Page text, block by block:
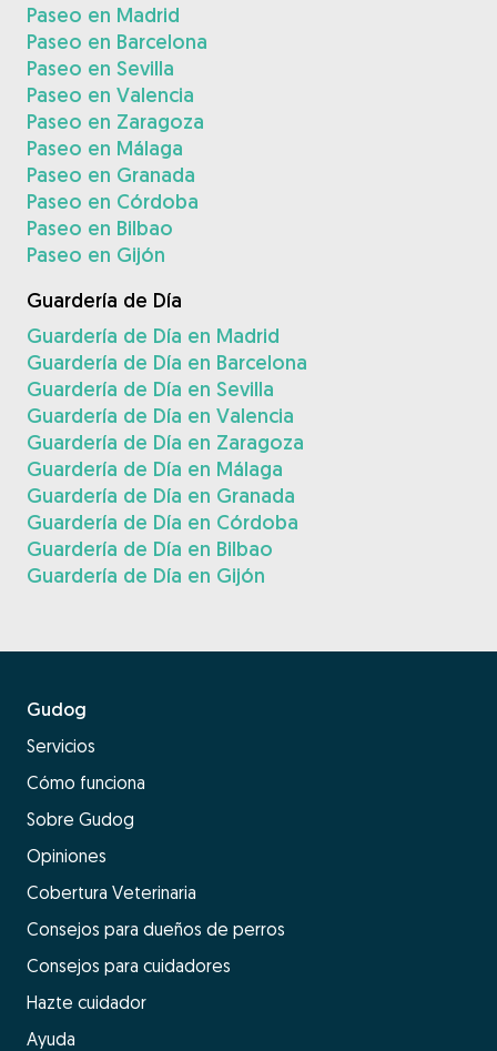
Paseo en Madrid
Paseo en Barcelona
Paseo en Sevilla
Paseo en Valencia
Paseo en Zaragoza
Paseo en Málaga
Paseo en Granada
Paseo en Córdoba
Paseo en Bilbao
Paseo en Gijón
Guardería de Día
Guardería de Día en Madrid
Guardería de Día en Barcelona
Guardería de Día en Sevilla
Guardería de Día en Valencia
Guardería de Día en Zaragoza
Guardería de Día en Málaga
Guardería de Día en Granada
Guardería de Día en Córdoba
Guardería de Día en Bilbao
Guardería de Día en Gijón
Gudog
Servicios
Cómo funciona
Sobre Gudog
Opiniones
Cobertura Veterinaria
Consejos para dueños de perros
Consejos para cuidadores
Hazte cuidador
Ayuda